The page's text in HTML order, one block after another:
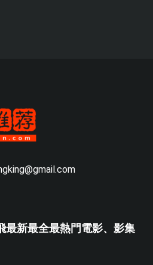
新最全最熱門電影、影集